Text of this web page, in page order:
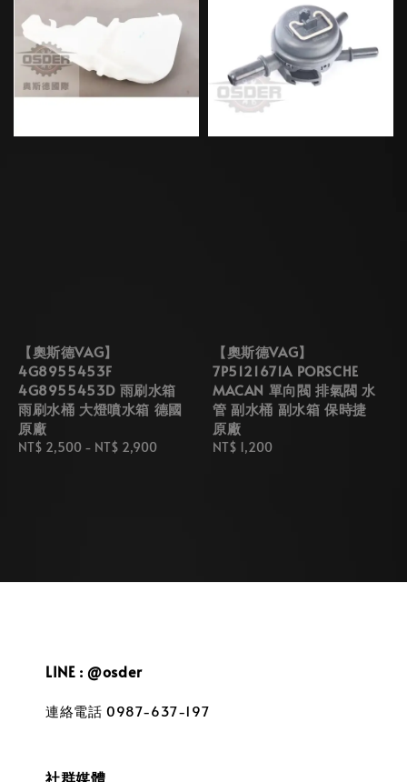
【奧斯德VAG】
4G8955453F
4G8955453D 雨刷水箱
雨刷水桶 大燈噴水箱 德國
原廠
Regular
NT$ 2,500 - NT$ 2,900
【奧斯德VAG】
7P5121671A PORSCHE
MACAN 單向閥 排氣閥 水
管 副水桶 副水箱 保時捷
原廠
Regular
NT$ 1,200
LINE : @osder
連絡電話 0987-637-197
社群媒體